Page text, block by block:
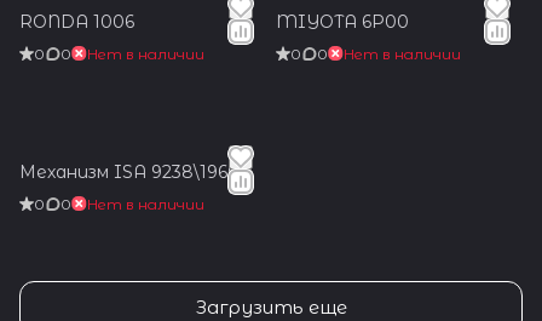
RONDA 1006
0 0 Нет в наличии
MIYOTA 6P00
0 0 Нет в наличии
Механизм ISA 9238\1960
0 0 Нет в наличии
Загрузить еще